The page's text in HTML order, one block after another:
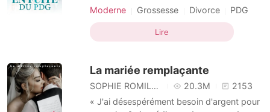
Déconnexion
Télécharger l'appli
Nouvelle
Classement
l'épouse qu'il n'avait jamais officiellement
enceinte, Jenessa était folle de joie. Mais
cette joie a cédé la place à la peur lorsque
Moderne Grossesse Divorce
PDG
Arrogant
Lire
La mariée remplaçante
SOPHIE ROMILLY 20.3M
2153
« J'ai désespérément besoin d'argent pour